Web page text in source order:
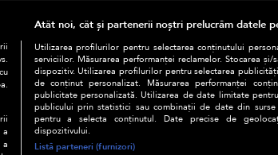
spynews.ro
useit.ro
chefi.ro
a
a
Atât noi, cât și partenerii noștri prelucrăm datele
Utilizarea profilurilor pentru selectarea conținutului
serviciilor. Măsurarea performanței reclamelor. Stocarea
dispozitiv. Utilizarea profilurilor pentru selectarea
de conținut personalizat. Măsurarea performanței
publicitate personalizată. Utilizarea de date limitate
publicului prin statistici sau combinații de date din
pentru a selecta conținutul. Date precise de
dispozitivului.
Listă parteneri (furnizori)